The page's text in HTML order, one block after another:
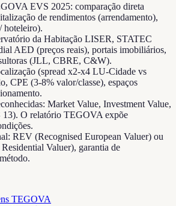
EVS 2025: comparação direta
de rendimentos (arrendamento),
hoteleiro).
da Habitação LISER, STATEC
AED (preços reais), portais imobiliários,
(JLL, CBRE, C&W).
(spread x2-x4 LU-Cidade vs
CPE (3-8% valor/classe), espaços
Market Value, Investment Value,
13). O relatório TEGOVA expõe
REV (Recognised European Valuer) ou
Valuer), garantia de
TEGOVA